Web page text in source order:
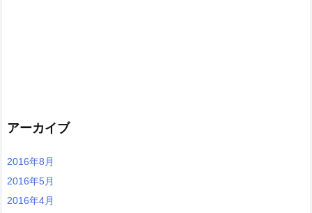
アーカイブ
2016年8月
2016年5月
2016年4月